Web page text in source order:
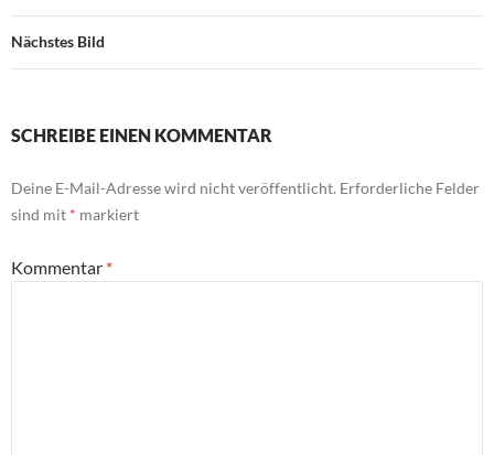
Nächstes Bild
SCHREIBE EINEN KOMMENTAR
Deine E-Mail-Adresse wird nicht veröffentlicht. Erforderliche Felder
sind mit * markiert
Kommentar *